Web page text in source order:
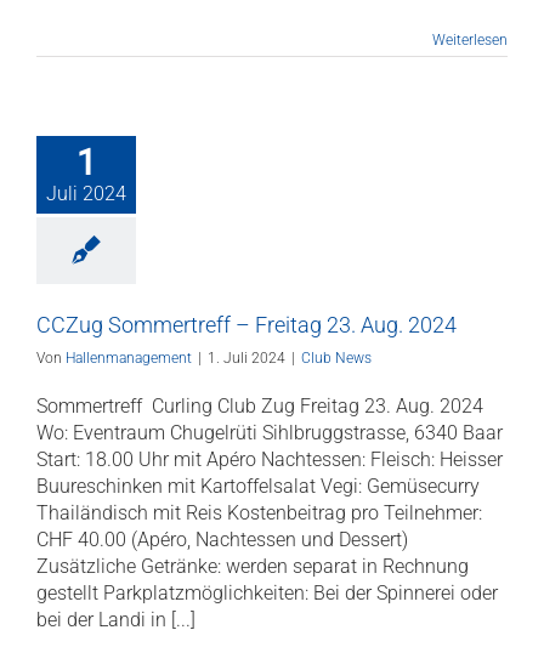
Weiterlesen
1
Juli 2024
CCZug Sommertreff – Freitag 23. Aug. 2024
Von Hallenmanagement 1. Juli 2024 Club News
Sommertreff Curling Club Zug Freitag 23. Aug. 2024
Wo: Eventraum Chugelrüti Sihlbruggstrasse, 6340 Baar
Start: 18.00 Uhr mit Apéro Nachtessen: Fleisch: Heisser
Buureschinken mit Kartoffelsalat Vegi: Gemüsecurry
Thailändisch mit Reis Kostenbeitrag pro Teilnehmer:
CHF 40.00 (Apéro, Nachtessen und Dessert)
Zusätzliche Getränke: werden separat in Rechnung
gestellt Parkplatzmöglichkeiten: Bei der Spinnerei oder
bei der Landi in [...]